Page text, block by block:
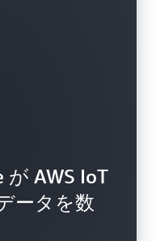
が AWS IoT
ータを数